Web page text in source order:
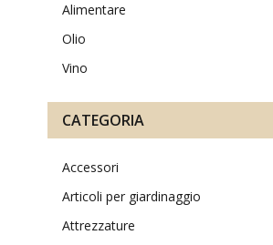
alimentare
olio
vino
CATEGORIA
accessori
articoli per giardinaggio
attrezzature